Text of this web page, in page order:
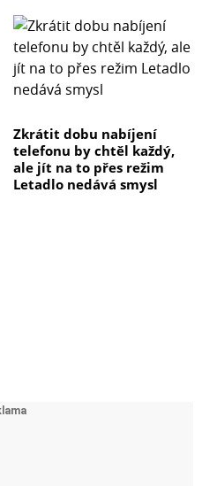
Zkrátit dobu nabíjení
telefonu by chtěl každý,
ale jít na to přes režim
Letadlo nedává smysl